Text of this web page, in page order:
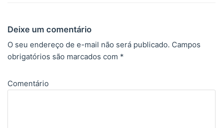
Deixe um comentário
O seu endereço de e-mail não será publicado. Campos
obrigatórios são marcados com *
Comentário